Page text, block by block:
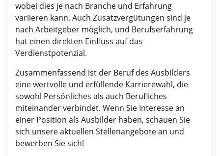
wobei dies je nach Branche und Erfahrung
variieren kann. Auch Zusatzvergütungen sind je
nach Arbeitgeber möglich, und Berufserfahrung
hat einen direkten Einfluss auf das
Verdienstpotenzial.
Zusammenfassend ist der Beruf des Ausbilders
eine wertvolle und erfüllende Karrierewahl, die
sowohl Persönliches als auch Berufliches
miteinander verbindet. Wenn Sie Interesse an
einer Position als Ausbilder haben, schauen Sie
sich unsere aktuellen Stellenangebote an und
bewerben Sie sich!